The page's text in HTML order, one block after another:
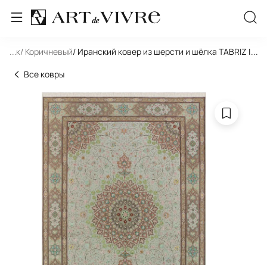
... / Коричневый/ Иранский ковер из шерсти и шёлка TABRIZ IR...
Все ковры